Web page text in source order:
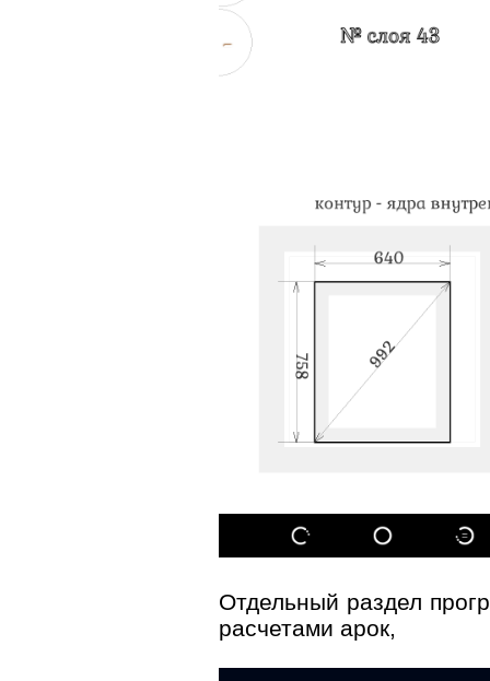
Отдельный раздел
расчетами арок,